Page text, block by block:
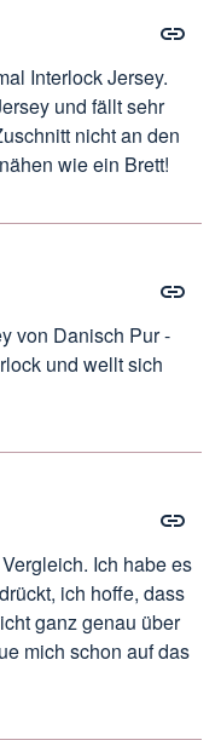
Interlock Jersey.
und fällt sehr
nicht an den
wie ein Brett!
von Danisch Pur -
und wellt sich
Ich habe es
ich hoffe, dass
ganz genau über
mich schon auf das